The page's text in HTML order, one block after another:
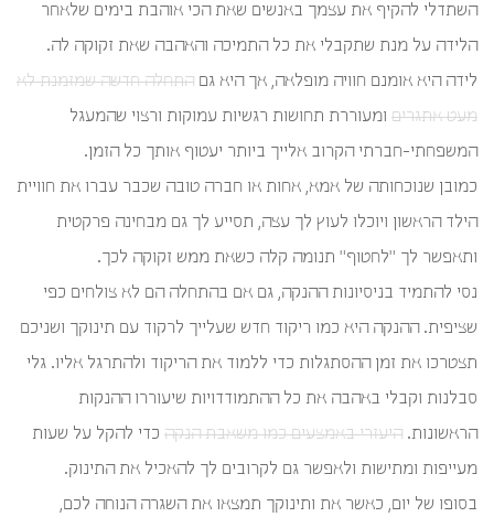
השתדלי להקיף את עצמך באנשים שאת הכי אוהבת בימים שלאחר
הלידה על מנת שתקבלי את כל התמיכה והאהבה שאת זקוקה לה.
לידה היא אומנם חוויה מופלאה, אך היא גם התחלה חדשה שמזמנת לא
מעט אתגרים ומעוררת תחושות רגשיות עמוקות ורצוי שהמעגל
המשפחתי-חברתי הקרוב אלייך ביותר יעטוף אותך כל הזמן.
כמובן שנוכחותה של אמא, אחות או חברה טובה שכבר עברו את חוויית
הילד הראשון ויוכלו לעוץ לך עצה, תסייע לך גם מבחינה פרקטית
ותאפשר לך "לחטוף" תנומה קלה כשאת ממש זקוקה לכך.
נסי להתמיד בניסיונות ההנקה, גם אם בהתחלה הם לא צולחים כפי
שציפית. ההנקה היא כמו ריקוד חדש שעלייך לרקוד עם תינוקך ושניכם
תצטרכו את זמן ההסתגלות כדי ללמוד את הריקוד ולהתרגל אליו. גלי
סבלנות וקבלי באהבה את כל ההתמודדויות שיעוררו ההנקות
הראשונות. היעזרי באמצעים כמו משאבת הנקה כדי להקל על שעות
מעייפות ומתישות ולאפשר גם לקרובים לך להאכיל את התינוק.
בסופו של יום, כאשר את ותינוקך תמצאו את השגרה הנוחה לכם,